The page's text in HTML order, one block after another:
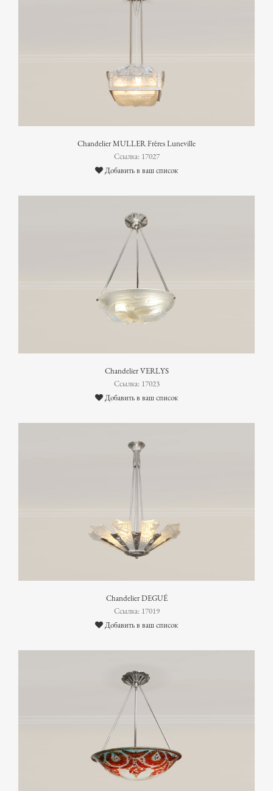
Chandelier MULLER Frères Luneville
Ссылка: 17027
Добавить в ваш список
Chandelier VERLYS
Ссылка: 17023
Добавить в ваш список
Chandelier DEGUÉ
Ссылка: 17019
Добавить в ваш список